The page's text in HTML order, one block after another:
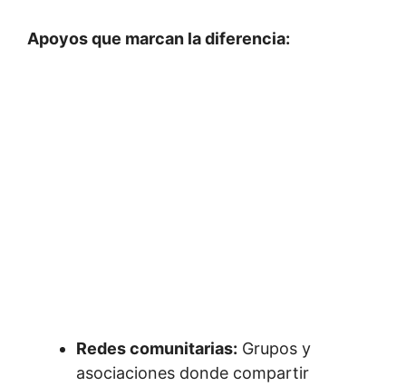
Apoyos que marcan la diferencia:
Redes comunitarias: Grupos y
asociaciones donde compartir